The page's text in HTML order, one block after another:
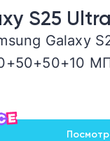
S25 Ultra
Galaxy